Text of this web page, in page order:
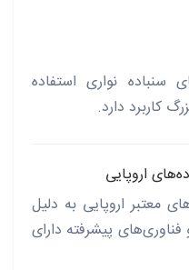
سنباده نواری استفاده
کاربرد دارد.
اروپایی
معتبر اروپایی به دلیل
فناوری‌های پیشرفته دارای